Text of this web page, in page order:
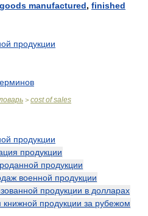
manufactured, finished
продукции
> cost of sales
продукции
продукции
продукции
военной продукции
продукции в долларах
книжной продукции за рубежом